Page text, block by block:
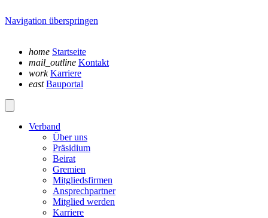
Navigation überspringen
home Startseite
mail_outline Kontakt
work Karriere
east Bauportal
Verband
Über uns
Präsidium
Beirat
Gremien
Mitgliedsfirmen
Ansprechpartner
Mitglied werden
Karriere